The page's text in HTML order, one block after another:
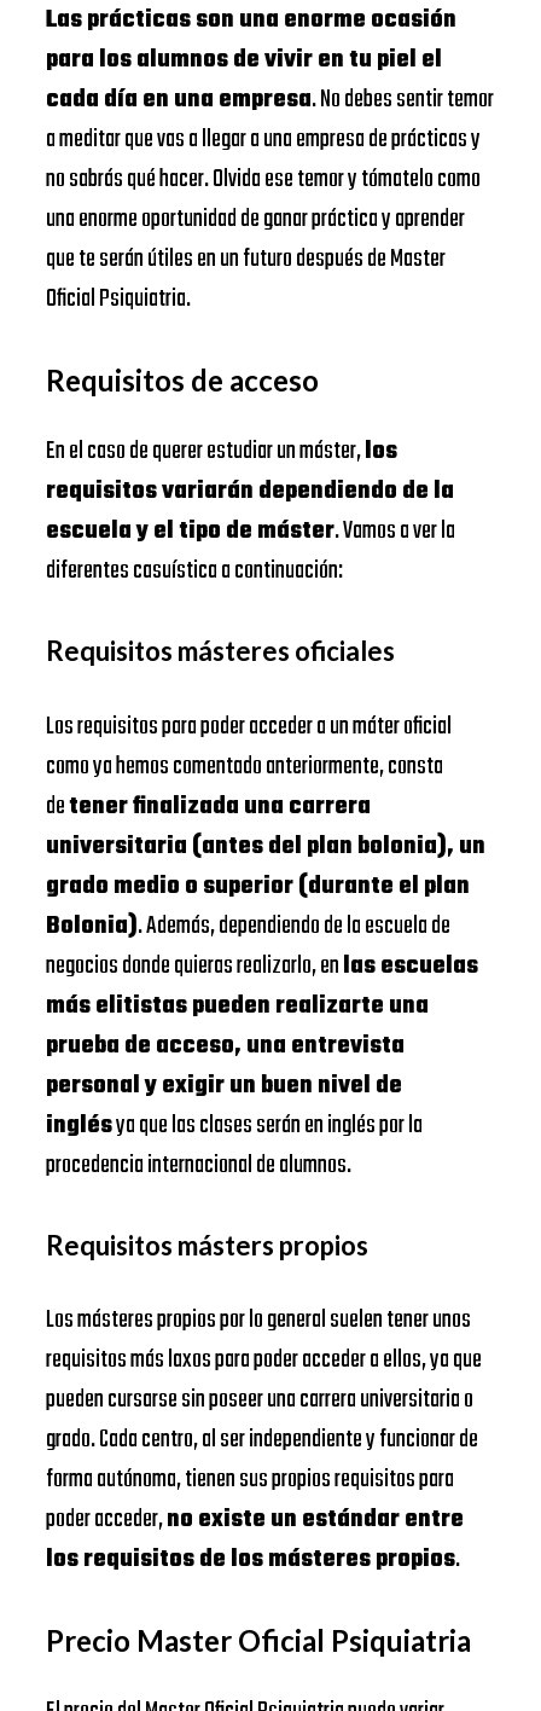
Las prácticas son una enorme ocasión
para los alumnos de vivir en tu piel el
cada día en una empresa. No debes sentir temor
a meditar que vas a llegar a una empresa de prácticas y
no sabrás qué hacer. Olvida ese temor y tómatelo como
una enorme oportunidad de ganar práctica y aprender
que te serán útiles en un futuro después de Master
Oficial Psiquiatria.
Requisitos de acceso
En el caso de querer estudiar un máster,los
requisitos variarán dependiendo de la
escuela y el tipo de máster. Vamos a ver la
diferentes casuística a continuación:
Requisitos másteres oficiales
Los requisitos para poder acceder a un máter oficial
como ya hemos comentado anteriormente, consta
detener finalizada una carrera
universitaria (antes del plan bolonia), un
grado medio o superior (durante el plan
Bolonia). Además, dependiendo de la escuela de
negocios donde quieras realizarlo, enlas escuelas
más elitistas pueden realizarte una
prueba de acceso, una entrevista
personal y exigir un buen nivel de
inglésya que las clases serán en inglés por la
procedencia internacional de alumnos.
Requisitos másters propios
Los másteres propios por lo general suelen tener unos
requisitos más laxos para poder acceder a ellos, ya que
pueden cursarse sin poseer una carrera universitaria o
grado. Cada centro, al ser independiente y funcionar de
forma autónoma, tienen sus propios requisitos para
poder acceder,no existe un estándar entre
los requisitos de los másteres propios.
Precio Master Oficial Psiquiatria